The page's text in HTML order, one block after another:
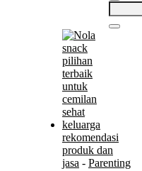
Search
for:
rekomendasi
produk dan
jasa - Parenting